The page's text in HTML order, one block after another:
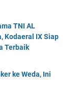
TNI AL
Kodaeral IX Siap
Terbaik
ke Weda, Ini